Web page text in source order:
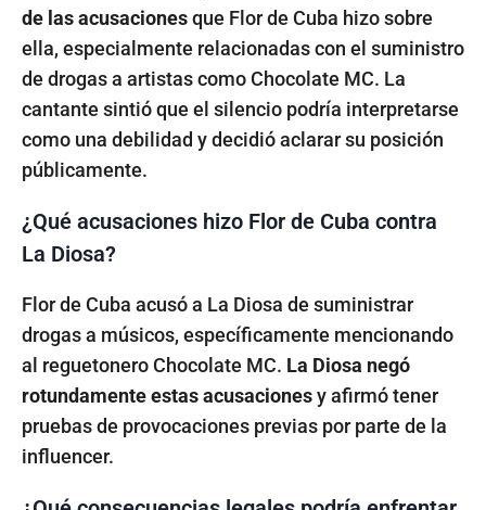
de las acusacionesque Flor de Cuba hizo sobre
ella, especialmente relacionadas con el suministro
de drogas a artistas como Chocolate MC. La
cantante sintió que el silencio podría interpretarse
como una debilidad y decidió aclarar su posición
públicamente.
¿Qué acusaciones hizo Flor de Cuba contra
La Diosa?
Flor de Cuba acusó a La Diosa de suministrar
drogas a músicos, específicamente mencionando
al reguetonero Chocolate MC. La Diosa negó
rotundamente estas acusacionesy afirmó tener
pruebas de provocaciones previas por parte de la
influencer.